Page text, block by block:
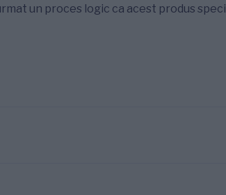
un proces logic ca acest produs